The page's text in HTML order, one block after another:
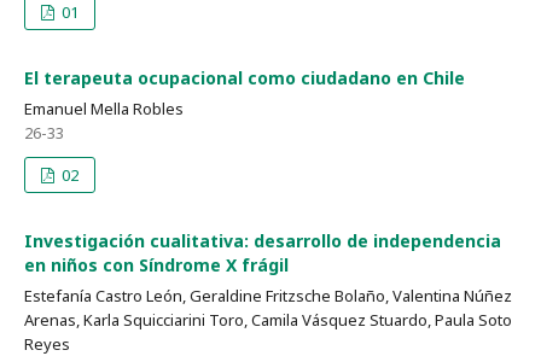
01
El terapeuta ocupacional como ciudadano en Chile
Emanuel Mella Robles
26-33
02
Investigación cualitativa: desarrollo de independencia
en niños con Síndrome X frágil
Estefanía Castro León, Geraldine Fritzsche Bolaño, Valentina Núñez
Arenas, Karla Squicciarini Toro, Camila Vásquez Stuardo, Paula Soto
Reyes